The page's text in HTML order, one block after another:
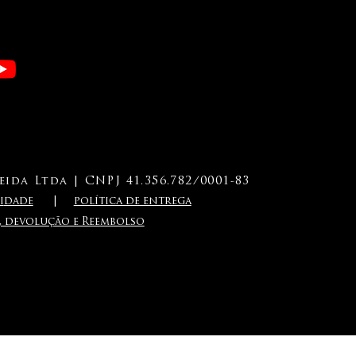
Ltda | CNPJ 41.356.782/0001-83
dade
política de entrega
e Reembolso